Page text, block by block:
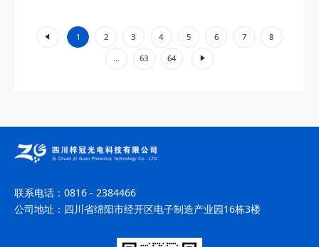
1 2 3 4 5 6 7 8
... 63 64
»
联系电话： 0816 - 2384466
公司地址： 四川省绵阳市经开区电子制造产业园16栋3楼